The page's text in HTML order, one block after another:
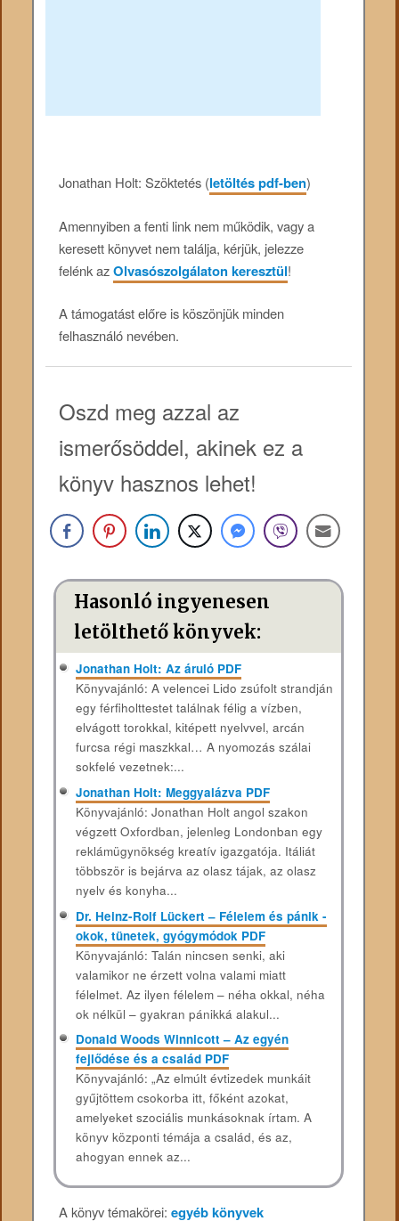
Jonathan Holt: Szöktetés (letöltés pdf-ben)
Amennyiben a fenti link nem működik, vagy a
keresett könyvet nem találja, kérjük, jelezze
felénk azOlvasószolgálaton keresztül!
A támogatást előre is köszönjük minden
felhasználó nevében.
Oszd meg azzal az
ismerősöddel, akinek ez a
könyv hasznos lehet!
Hasonló ingyenesen
letölthető könyvek:
Jonathan Holt: Az áruló PDF
Könyvajánló: A velencei Lido zsúfolt strandján
egy férfiholttestet találnak félig a vízben,
elvágott torokkal, kitépett nyelvvel, arcán
furcsa régi maszkkal… A nyomozás szálai
sokfelé vezetnek:...
Jonathan Holt: Meggyalázva PDF
Könyvajánló: Jonathan Holt angol szakon
végzett Oxfordban, jelenleg Londonban egy
reklámügynökség kreatív igazgatója. Itáliát
többször is bejárva az olasz tájak, az olasz
nyelv és konyha...
Dr. Heinz-Rolf Lückert – Félelem és pánik -
okok, tünetek, gyógymódok PDF
Könyvajánló: Talán nincsen senki, aki
valamikor ne érzett volna valami miatt
félelmet. Az ilyen félelem – néha okkal, néha
ok nélkül – gyakran pánikká alakul...
Donald Woods Winnicott – Az egyén
fejlődése és a család PDF
Könyvajánló: „Az elmúlt évtizedek munkáit
gyűjtöttem csokorba itt, főként azokat,
amelyeket szociális munkásoknak írtam. A
könyv központi témája a család, és az,
ahogyan ennek az...
A könyv témakörei:egyéb könyvek